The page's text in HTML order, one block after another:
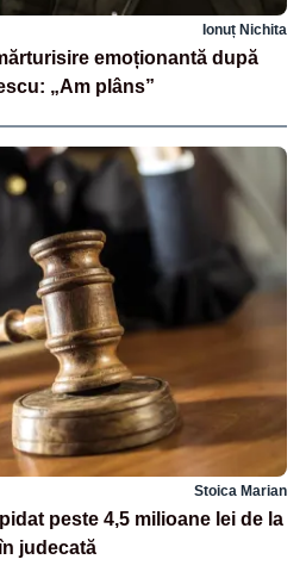
Ionuț Nichita
emoționantă după
„Am plâns”
Stoica Marian
peste 4,5 milioane lei de la
judecată